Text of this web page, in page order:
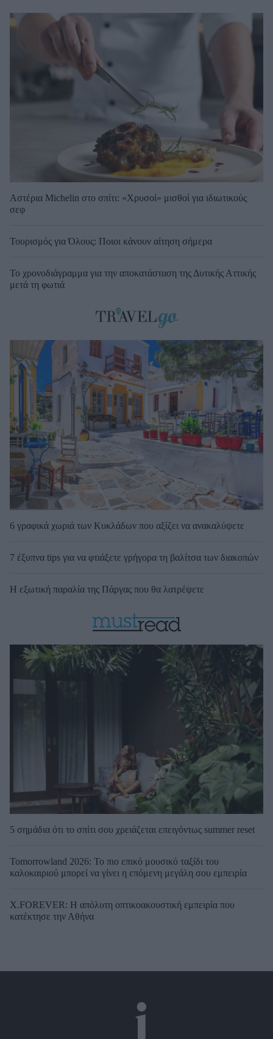
Αστέρια Michelin στο σπίτι: «Χρυσοί» μισθοί για ιδιωτικούς
σεφ
Τουρισμός για Όλους: Ποιοι κάνουν αίτηση σήμερα
Το χρονοδιάγραμμα για την αποκατάσταση της Δυτικής Αττικής
μετά τη φωτιά
6 γραφικά χωριά των Κυκλάδων που αξίζει να ανακαλύψετε
7 έξυπνα tips για να φτιάξετε γρήγορα τη βαλίτσα των διακοπών
Η εξωτική παραλία της Πάργας που θα λατρέψετε
5 σημάδια ότι το σπίτι σου χρειάζεται επειγόντως summer reset
Tomorrowland 2026: Το πιο επικό μουσικό ταξίδι του
καλοκαιριού μπορεί να γίνει η επόμενη μεγάλη σου εμπειρία
X.FOREVER: Η απόλυτη οπτικοακουστική εμπειρία που
κατέκτησε την Αθήνα